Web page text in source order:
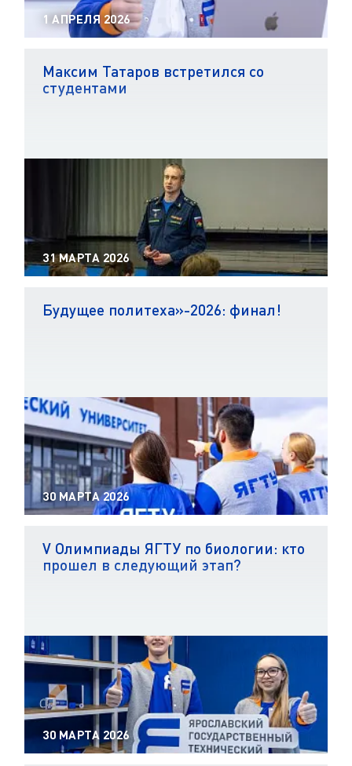
1 АПРЕЛЯ 2026
Максим Татаров встретился со
студентами
31 МАРТА 2026
Будущее политеха»-2026: финал!
30 МАРТА 2026
V Олимпиады ЯГТУ по биологии: кто
прошел в следующий этап?
30 МАРТА 2026